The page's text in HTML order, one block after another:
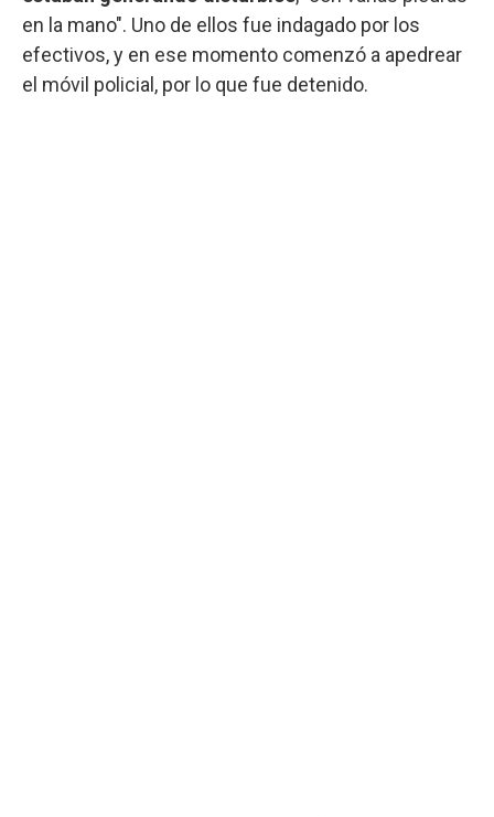
en la mano". Uno de ellos fue indagado por los
efectivos, y en ese momento comenzó a apedrear
el móvil policial, por lo que fue detenido.